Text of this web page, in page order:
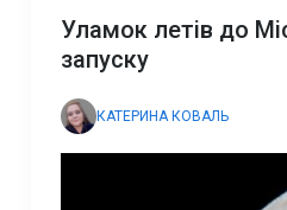
Уламок летів до
запуску
КАТЕРИНА КОВАЛЬ